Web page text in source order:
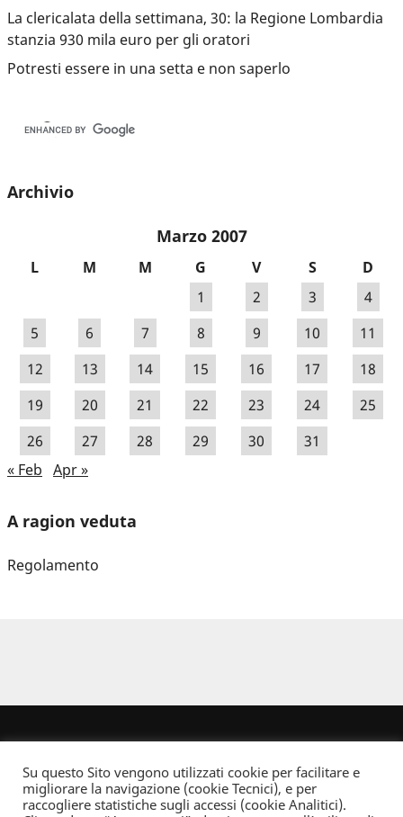
La clericalata della settimana, 30: la Regione Lombardia
stanzia 930 mila euro per gli oratori
Potresti essere in una setta e non saperlo
Archivio
Marzo 2007
L M M G V S
D
1
2 3
4
5
6 7 8 9 10
11
12
13 14 15 16 17
18
19
20 21 22 23 24
25
26
27 28 29 30
31
« Feb Apr »
A ragion veduta
Regolamento
Su questo Sito vengono utilizzati cookie per facilitare e
migliorare la navigazione (cookie Tecnici), e per
raccogliere statistiche sugli accessi (cookie Analitici).